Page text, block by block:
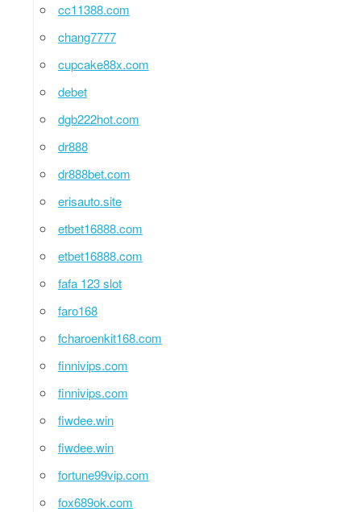
cc11388.com
chang7777
cupcake88x.com
debet
dgb222hot.com
dr888
dr888bet.com
erisauto.site
etbet16888.com
etbet16888.com
fafa 123 slot
faro168
fcharoenkit168.com
finnivips.com
finnivips.com
fiwdee.win
fiwdee.win
fortune99vip.com
fox689ok.com